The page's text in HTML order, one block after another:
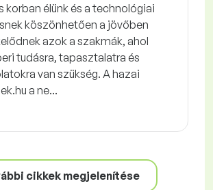
korban élünk és a technológiai
köszönhetően a jövőben
azok a szakmák, ahol
tudásra, tapasztalatra és
van szükség. A hazai
a ne...
cikkek megjelenítése